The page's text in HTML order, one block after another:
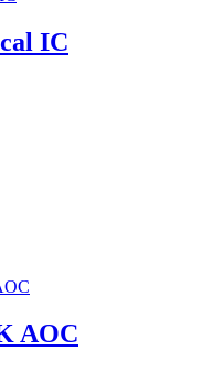
IC
AOC